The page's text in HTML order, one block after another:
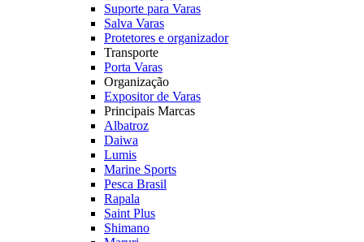
Suporte para Varas
Salva Varas
Protetores e organizador
Transporte
Porta Varas
Organização
Expositor de Varas
Principais Marcas
Albatroz
Daiwa
Lumis
Marine Sports
Pesca Brasil
Rapala
Saint Plus
Shimano